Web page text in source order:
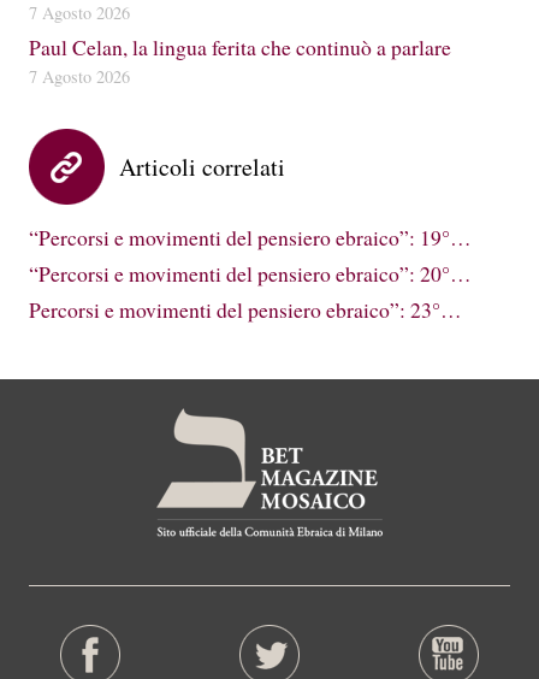
7 Agosto 2026
Paul Celan, la lingua ferita che continuò a parlare
7 Agosto 2026
Articoli correlati
“Percorsi e movimenti del pensiero ebraico”: 19°…
“Percorsi e movimenti del pensiero ebraico”: 20°…
Percorsi e movimenti del pensiero ebraico”: 23°…